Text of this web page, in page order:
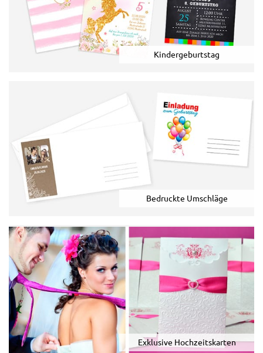
Kindergeburtstag
Bedruckte Umschläge
Exklusive Hochzeitskarten